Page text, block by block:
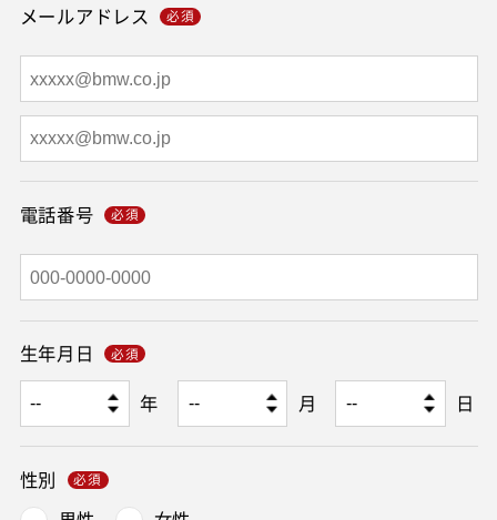
メールアドレス
電話番号
生年月日
年
月 日
性別